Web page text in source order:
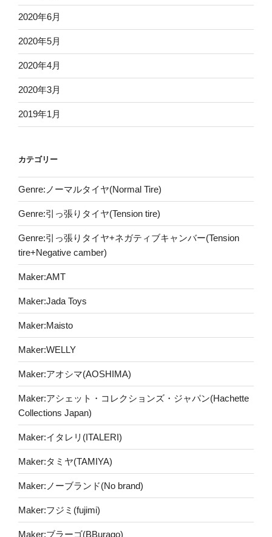
2020年6月
2020年5月
2020年4月
2020年3月
2019年1月
カテゴリー
Genre:ノーマルタイヤ(Normal Tire)
Genre:引っ張りタイヤ(Tension tire)
Genre:引っ張りタイヤ+ネガティブキャンバー(Tension
tire+Negative camber)
Maker:AMT
Maker:Jada Toys
Maker:Maisto
Maker:WELLY
Maker:アオシマ(AOSHIMA)
Maker:アシェット・コレクションズ・ジャパン(Hachette
Collections Japan)
Maker:イタレリ(ITALERI)
Maker:タミヤ(TAMIYA)
Maker:ノーブランド(No brand)
Maker:フジミ(fujimi)
Maker:ブラーゴ(BBurago)